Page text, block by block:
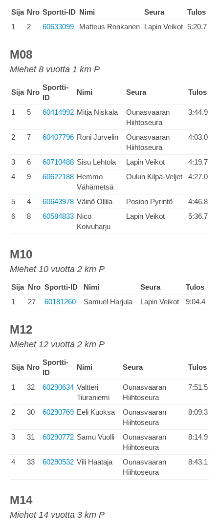
Sija Nro Sportti-ID Nimi Seura
Tulos
1
2 60633099 Matteus Ronkanen Lapin Veikot 5:20.7
M08
Miehet 8 vuotta 1 km P
Sija Nro
Sportti-
ID
Nimi Seura Tulos
1 5 60414992 Mitja Niskala
Ounasvaaran
Hiihtoseura
3:44.9
2 7 60407796 Roni Jurvelin
Ounasvaaran
Hiihtoseura
4:03.0
3 6 60710488 Sisu Lehtola Lapin Veikot
4:19.7
4
9 60622188 Hemmo
Vähämetsä
Oulun Kilpa-Veljet 4:27.0
5 4 60643978 Väinö Ollila Posion Pyrintö
4:46.8
6
8 60584833 Nico
Koivuharju
Lapin Veikot 5:36.7
M10
Miehet 10 vuotta 2 km P
Sija Nro Sportti-ID Nimi Seura
Tulos
1
27 60181260 Samuel Harjula Lapin Veikot 9:04.4
M12
Miehet 12 vuotta 2 km P
Sija Nro
Sportti-
ID
Nimi Seura Tulos
1 32 60290634 Valtteri
Tiuraniemi
Ounasvaaran
Hiihtoseura
7:51.5
2 30 60290769 Eeli Kuoksa
Ounasvaaran
Hiihtoseura
8:09.3
3 31 60290772 Samu Vuolli
Ounasvaaran
Hiihtoseura
8:14.9
4 33 60290532 Vili Haataja
Ounasvaaran
Hiihtoseura
8:43.1
M14
Miehet 14 vuotta 3 km P